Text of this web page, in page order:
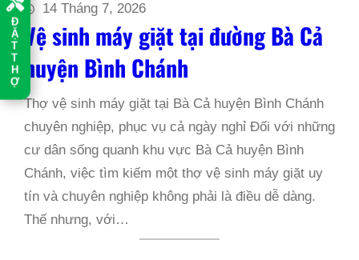
Đ
Ặ
T
T
H
Ợ
14 Tháng 7, 2026
Vệ sinh máy giặt tại đường Bà Cả
huyện Bình Chánh
Thợ vệ sinh máy giặt tại Bà Cả huyện Bình Chánh
chuyên nghiệp, phục vụ cả ngày nghỉ Đối với những
cư dân sống quanh khu vực Bà Cả huyện Bình
Chánh, việc tìm kiếm một thợ vệ sinh máy giặt uy
tín và chuyên nghiệp không phải là điều dễ dàng.
Thế nhưng, với…